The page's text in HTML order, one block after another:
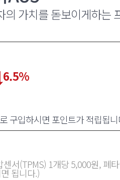
가치를 돋보이게하는
6.5%
구입하시면 포인트가 적립됩니
서(TPMS) 1개당 5,000원, 폐
됩니다.)